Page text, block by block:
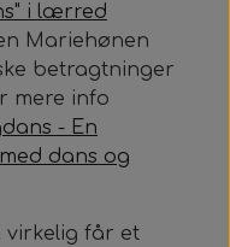
i lærred
Mariehønen
betragtninger
mere info
- En
dans og
virkelig får et